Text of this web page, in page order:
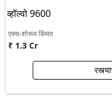
व्हॉल्वो 9600
एक्स-शोरूम किंमत
₹ 1.3 Cr